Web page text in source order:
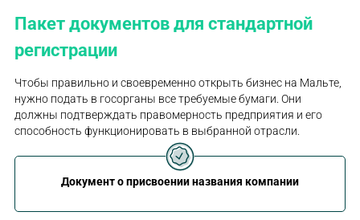
Пакет документов для стандартной
регистрации
Чтобы правильно и своевременно открыть бизнес на Мальте,
нужно подать в госорганы все требуемые бумаги. Они
должны подтверждать правомерность предприятия и его
способность функционировать в выбранной отрасли.
Документ о присвоении названия компании